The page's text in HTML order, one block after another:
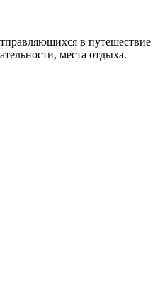
в путешествие
места отдыха.